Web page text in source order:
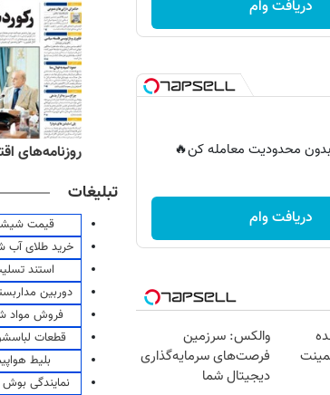
دریافت وام
بدون محدودیت معامله کن🔥
دریافت وام
والکس: سرزمین
فرصت‌های سرمایه‌گذاری
دیجیتال شما
ورزشی پنج‌شنبه ۱۵ مرداد ۱۴۰۵ روزنامه‌های
تبلیغات
قیمت
خرید طلای آب
استند
دوربین
فروش مواد
قطعات
بلیط
نمایندگی بوش